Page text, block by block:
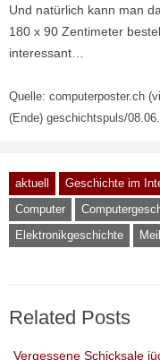
Und natürlich kann man
180 x 90 Zentimeter
interessant…
Quelle: computerposter.ch
(Ende) geschichtspuls/
aktuell Geschichte im
Computer
Elektronikgeschichte
Related Posts
Vergessene Schicksale